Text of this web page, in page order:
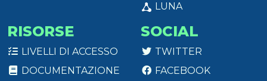
LUNA
RISORSE
LIVELLI DI ACCESSO
DOCUMENTAZIONE
SOCIAL
TWITTER
FACEBOOK